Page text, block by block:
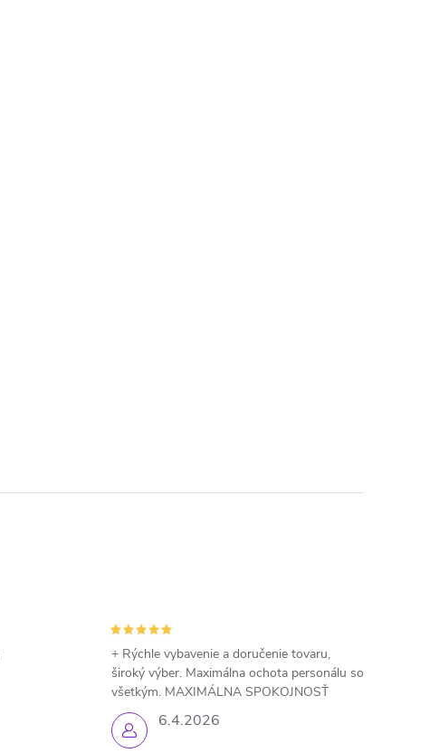
6.4.2026
+ Rýchle vybavenie a doručenie tovaru,
široký výber. Maximálna ochota personálu so
všetkým. MAXIMÁLNA SPOKOJNOSŤ